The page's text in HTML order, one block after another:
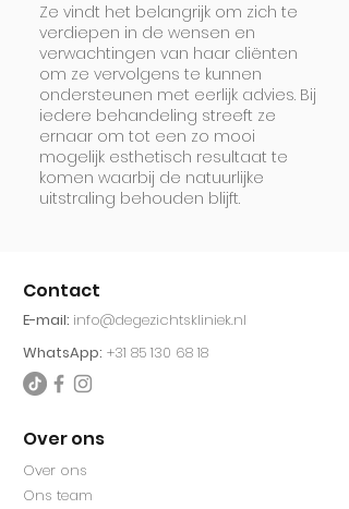
Ze vindt het belangrijk om zich te
verdiepen in de wensen en
verwachtingen van haar cliënten
om ze vervolgens te kunnen
ondersteunen met eerlijk advies. Bij
iedere behandeling streeft ze
ernaar om tot een zo mooi
mogelijk esthetisch resultaat te
komen waarbij de natuurlijke
uitstraling behouden blijft.
Contact
E-mail: info@degezichtskliniek.nl
WhatsApp: +31 85 130 68 18
Over ons
Over ons
Ons team